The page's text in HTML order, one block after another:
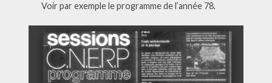
Voir par exemple le programme de l’année 78.